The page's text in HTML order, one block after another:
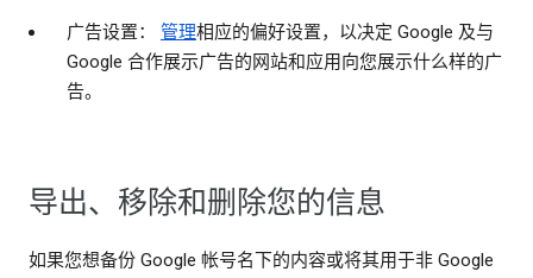
广告设置： 管理相应的偏好设置，以决定 Google 及与
Google 合作展示广告的网站和应用向您展示什么样的广
告。
导出、移除和删除您的信息
如果您想备份 Google 帐号名下的内容或将其用于非 Google